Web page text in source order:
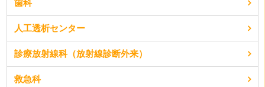
歯科
人工透析センター
診療放射線科（放射線診断外来）
救急科